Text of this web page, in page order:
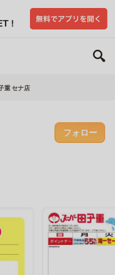
重 セナ店
フォロー